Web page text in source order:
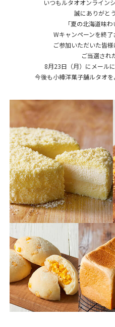
いつもルタオオンライン
誠にありがと
「夏の北海道味
Wキャンペーンを終了
ご参加いただいた皆様
ご当選され
8月23日（月）にメール
今後も小樽洋菓子舗ルタオを